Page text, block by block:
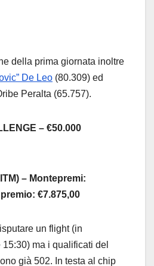
della prima giornata inoltre
De Leo (80.309) ed
Peralta (65.757).
– €50.000
– Montepremi:
€7.875,00
un flight (in
ma i qualificati del
già 502. In testa al chip